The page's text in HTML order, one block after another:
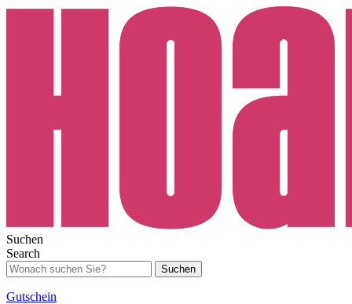
Suchen
Search
Suchen
Gutschein